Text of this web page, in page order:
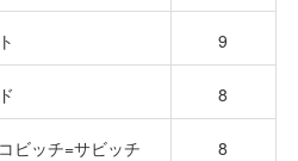
9
8
ビッチ=サビッチ 8